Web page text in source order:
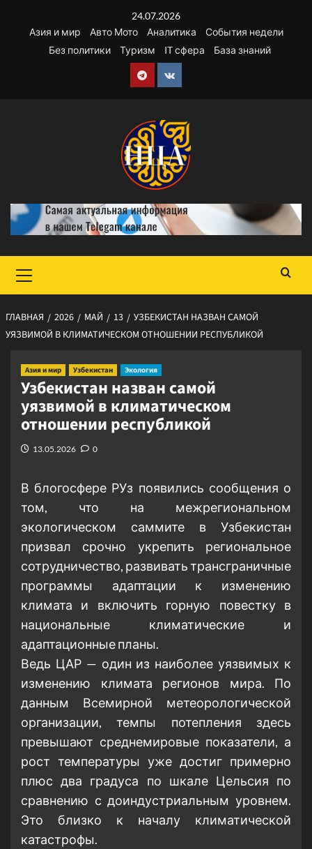
содержимому
24.07.2026
Азия и мир
Авто Мото Аналитика
События недели
Без политики
Туризм IT сфера База знаний
Telegram
VK
меню
ГЛАВНАЯ 2026 МАЙ 13
УЗБЕКИСТАН НАЗВАН САМОЙ
УЯЗВИМОЙ В КЛИМАТИЧЕСКОМ ОТНОШЕНИИ РЕСПУБЛИКОЙ
Азия и мир Узбекистан Экология
Узбекистан назван самой
уязвимой в климатическом
отношении республикой
13.05.2026 0
В блогосфере РУз появились сообщения о
том, что на межрегиональном
экологическом саммите в Узбекистан
призвал срочно укрепить региональное
сотрудничество, развивать трансграничные
программы адаптации к изменению
климата и включить горную повестку в
национальные климатические и
адаптационные планы.
Ведь ЦАР — один из наиболее уязвимых к
изменению климата регионов мира. По
данным Всемирной метеорологической
организации, темпы потепления здесь
превышают среднемировые показатели, а
рост температуры уже достиг примерно
плюс два градуса по шкале Цельсия по
сравнению с доиндустриальным уровнем.
Это близко к началу климатической
катастрофы.